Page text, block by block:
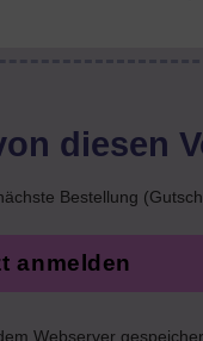
diesen
Bestellung
anmelden
Webserver